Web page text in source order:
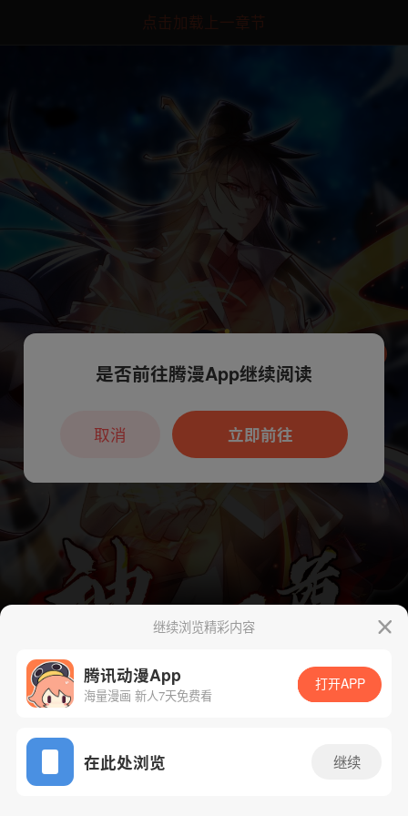
点击加载上一章节
App免费看
下一话 腾漫App免费看
继续浏览精彩内容
腾讯动漫App
海量漫画 新人7天免费看
打开APP
在此处浏览 继续
本章节仅支持App阅读，可打开App新用
户7天免费看
是否前往腾漫App继续阅读
立即前往
取消